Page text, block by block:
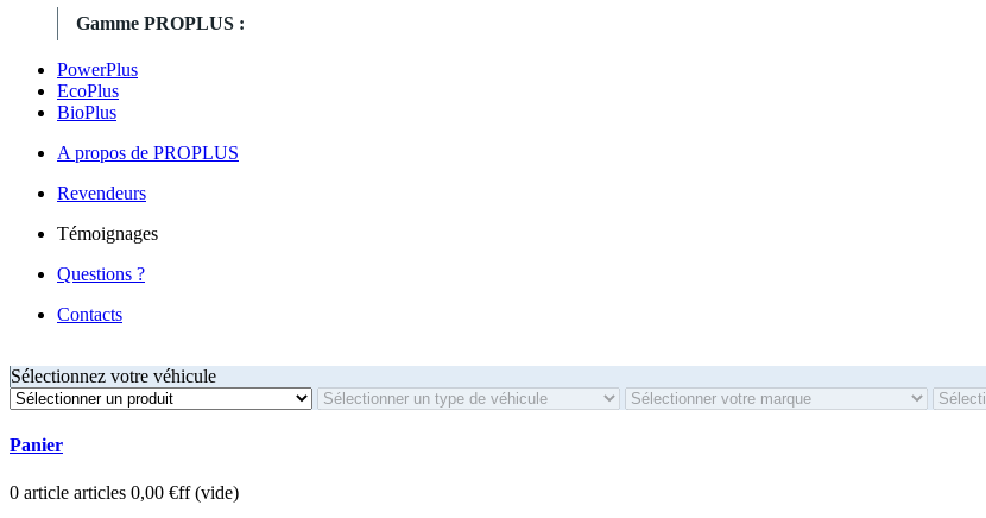
Gamme PROPLUS :
PowerPlus
EcoPlus
BioPlus
A propos de PROPLUS
Revendeurs
Témoignages
Questions ?
Contacts
Sélectionnez votre véhicule
Panier
0 article articles 0,00 €ff (vide)